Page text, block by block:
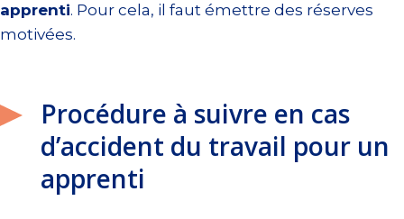
apprenti. Pour cela, il faut émettre des réserves
motivées.
Procédure à suivre en cas
d’accident du travail pour un
apprenti